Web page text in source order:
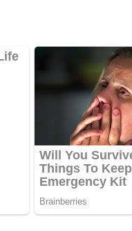
Pse Nuk Duhet të
Letrën e Aluminit për
e Ushqimeve
AGROWEB 7 QERSHOR, 2025